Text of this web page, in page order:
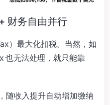
财务自由并行
）最大化扣税。当然，如
也无法处理，就只能靠
随收入提升自动增加缴纳